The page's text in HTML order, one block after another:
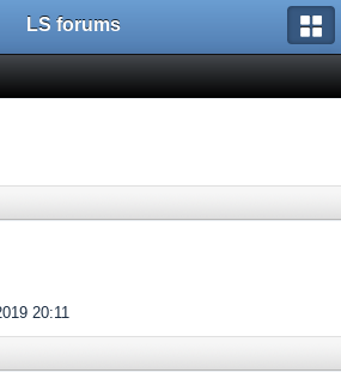
LS forums
20:11